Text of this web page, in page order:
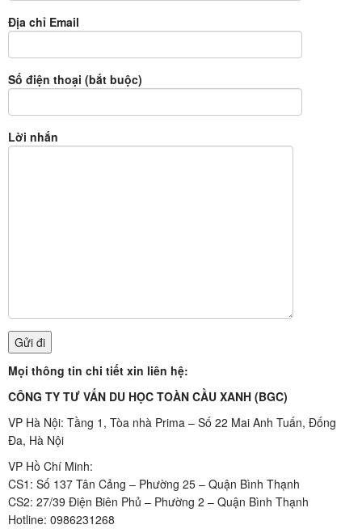
Địa chỉ Email
Số điện thoại (bắt buộc)
Lời nhắn
Mọi thông tin chi tiết xin liên hệ:
CÔNG TY TƯ VẤN DU HỌC TOÀN CẦU XANH (BGC)
VP Hà Nội: Tầng 1, Tòa nhà Prima – Số 22 Mai Anh Tuấn, Đống
Đa, Hà Nội
VP Hồ Chí Minh:
CS1: Số 137 Tân Cảng – Phường 25 – Quận Bình Thạnh
CS2: 27/39 Điện Biên Phủ – Phường 2 – Quận Bình Thạnh
Hotline: 0986231268